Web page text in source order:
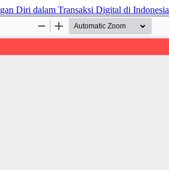
Diri dalam Transaksi Digital di Indonesia